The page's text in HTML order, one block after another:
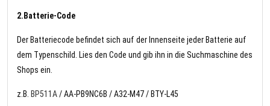
2.Batterie-Code
Der Batteriecode befindet sich auf der Innenseite jeder Batterie auf
dem Typenschild. Lies den Code und gib ihn in die Suchmaschine des
Shops ein.
z.B. BP511A/ AA-PB9NC6B / A32-M47 / BTY-L45